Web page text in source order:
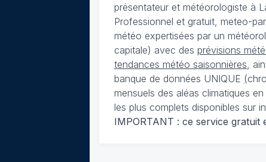
présentateur et météorologiste à
Professionnel et gratuit, meteo-
météo expertisées par un
capitale) avec des prévisions
tendances météo saisonnières ,
banque de données UNIQUE (
mensuels des aléas climatiques
les plus complets disponibles sur
IMPORTANT : ce service gratuit